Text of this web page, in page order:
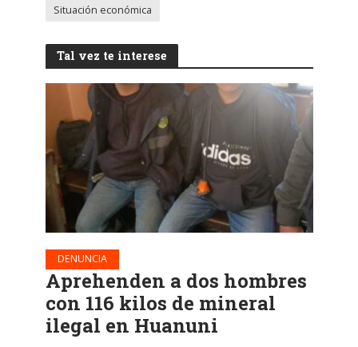
Situación económica
Tal vez te interese
DENUNCIA
Aprehenden a dos hombres
con 116 kilos de mineral
ilegal en Huanuni